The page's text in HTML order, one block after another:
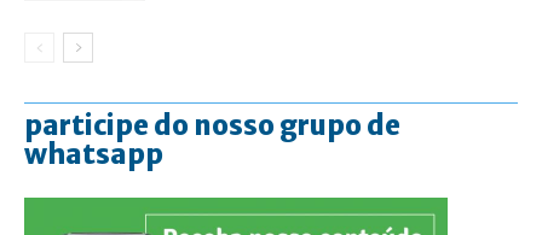
participe do nosso grupo de
whatsapp